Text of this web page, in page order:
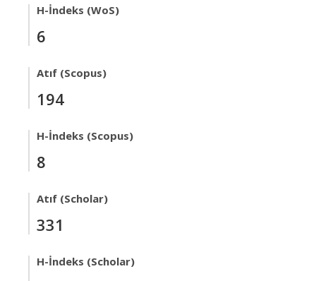
H-İndeks (WoS)
6
Atıf (Scopus)
194
H-İndeks (Scopus)
8
Atıf (Scholar)
331
H-İndeks (Scholar)